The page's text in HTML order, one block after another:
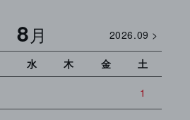
8月 2026.09 >
水 木 金 土
1